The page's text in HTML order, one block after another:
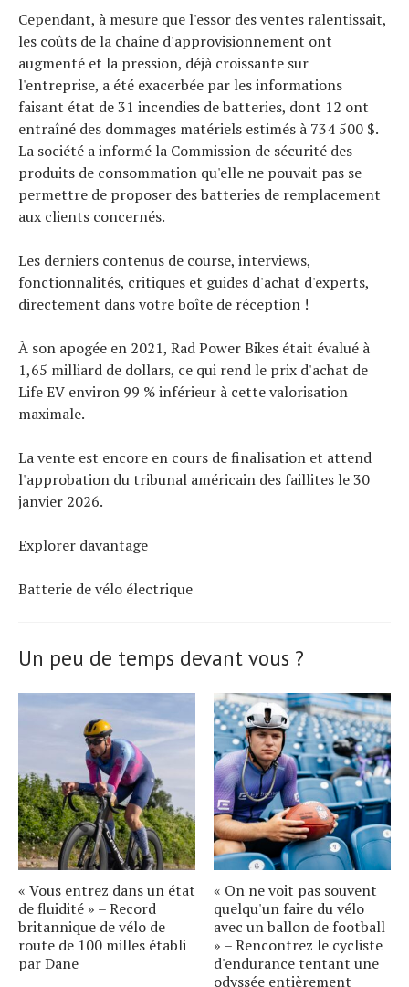
Cependant, à mesure que l'essor des ventes ralentissait,
les coûts de la chaîne d'approvisionnement ont
augmenté et la pression, déjà croissante sur
l'entreprise, a été exacerbée par les informations
faisant état de 31 incendies de batteries, dont 12 ont
entraîné des dommages matériels estimés à 734 500 $.
La société a informé la Commission de sécurité des
produits de consommation qu'elle ne pouvait pas se
permettre de proposer des batteries de remplacement
aux clients concernés.
Les derniers contenus de course, interviews,
fonctionnalités, critiques et guides d'achat d'experts,
directement dans votre boîte de réception !
À son apogée en 2021, Rad Power Bikes était évalué à
1,65 milliard de dollars, ce qui rend le prix d'achat de
Life EV environ 99 % inférieur à cette valorisation
maximale.
La vente est encore en cours de finalisation et attend
l'approbation du tribunal américain des faillites le 30
janvier 2026.
Explorer davantage
Batterie de vélo électrique
Un peu de temps devant vous ?
« Vous entrez dans un état
de fluidité » – Record
britannique de vélo de
route de 100 milles établi
par Dane
« On ne voit pas souvent
quelqu'un faire du vélo
avec un ballon de football
» – Rencontrez le cycliste
d'endurance tentant une
odyssée entièrement